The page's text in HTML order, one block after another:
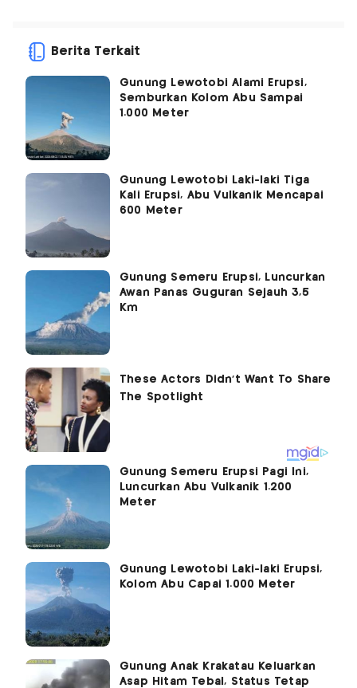
Berita Terkait
Gunung Lewotobi Alami Erupsi,
Semburkan Kolom Abu Sampai
1.000 Meter
Gunung Lewotobi Laki-laki Tiga
Kali Erupsi, Abu Vulkanik Mencapai
600 Meter
Gunung Semeru Erupsi, Luncurkan
Awan Panas Guguran Sejauh 3,5
Km
Gunung Semeru Erupsi Pagi Ini,
Luncurkan Abu Vulkanik 1.200
Meter
Gunung Lewotobi Laki-laki Erupsi,
Kolom Abu Capai 1.000 Meter
Gunung Anak Krakatau Keluarkan
Asap Hitam Tebal, Status Tetap